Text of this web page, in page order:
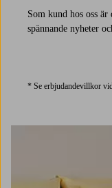
Som kund hos oss
spännande nyheter
* Se erbjudandevillkor